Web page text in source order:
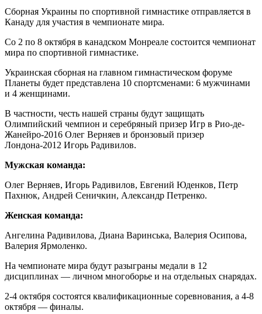
Сборная Украины по спортивной гимнастике отправляется в
Канаду для участия в чемпионате мира.
Со 2 по 8 октября в канадском Монреале состоится чемпионат
мира по спортивной гимнастике.
Украинская сборная на главном гимнастическом форуме
Планеты будет представлена ​​10 спортсменами: 6 мужчинами
и 4 женщинами.
В частности, честь нашей страны будут защищать
Олимпийский чемпион и серебряный призер Игр в Рио-де-
Жанейро-2016 Олег Верняев и бронзовый призер
Лондона-2012 Игорь Радивилов.
Мужская команда:
Олег Верняев, Игорь Радивилов, Евгений Юденков, Петр
Пахнюк, Андрей Сеничкин, Александр Петренко.
Женская команда:
Ангелина Радивилова, Диана Варинська, Валерия Осипова,
Валерия Ярмоленко.
На чемпионате мира будут разыграны медали в 12
дисциплинах — личном многоборье и на отдельных снарядах.
2-4 октября состоятся квалификационные соревнования, а 4-8
октября — финалы.